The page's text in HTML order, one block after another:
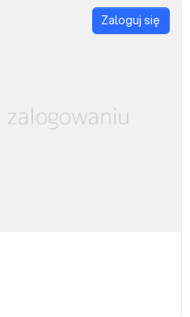
Zaloguj się